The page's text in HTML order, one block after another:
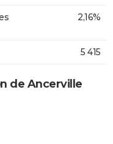
2,16%
5 415
de Ancerville